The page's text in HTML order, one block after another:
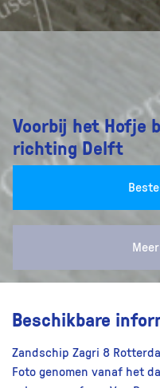
Voorbij het Hofje
richting Delft
Beschikbare
Zandschip Zagri 8
Foto genomen vanaf het